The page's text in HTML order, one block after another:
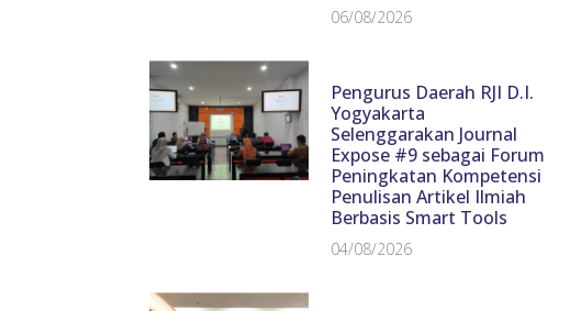
06/08/2026
Pengurus Daerah RJI D.I.
Yogyakarta
Selenggarakan Journal
Expose #9 sebagai Forum
Peningkatan Kompetensi
Penulisan Artikel Ilmiah
Berbasis Smart Tools
04/08/2026